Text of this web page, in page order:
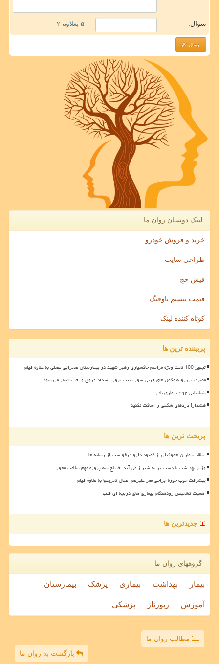
سوال: = ۵ بعلاوه ۲
لینک دوستان روان ما
خرید و فروش خودرو
طراحی سایت
فیش حج
قیمت بیسیم باوفنگ
کوتاه کننده لینک
پربیننده ترین ها
تجهیز 100 تخت ویژه مراسم خاکسپاری رهبر شهید در بیمارستان صحرایی مصلی به علاوه فیلم
مصرف بی رویه مکمل های چربی سوز سبب بروز انسداد عروق و افت فشار می شود
شناسایی ۴۹۲ بیماری نادر
هشدار! دردهای شکمی را ساکت نکنید
پربحث ترین ها
انتقاد بیماران هموفیلی از کمبود دارو درخواست از رسانه ها
وزیر بهداشت با دست پر به شیراز می آید افتتاح سه پروژه مهم سلامت محور
پیشرفت خوب حوزه جراحی مغز علیرغم اعمال تحریمها به علاوه فیلم
اهمیت تشخیص زودهنگام بیماری های دریچه ای قلب
جدیدترین ها
گروههای روان ما
بیمار بهداشت بیماری پزشک بیمارستان
آموزش رپورتاژ پزشکی
مطالب روان ما
بازگشت به روان ما